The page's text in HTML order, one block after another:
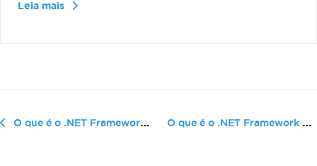
Leia mais
O que é o .NET Framework 4.7.2 (Bibliotecas recomendadas) O que é o .NET Framework 3.5 (PDF,...